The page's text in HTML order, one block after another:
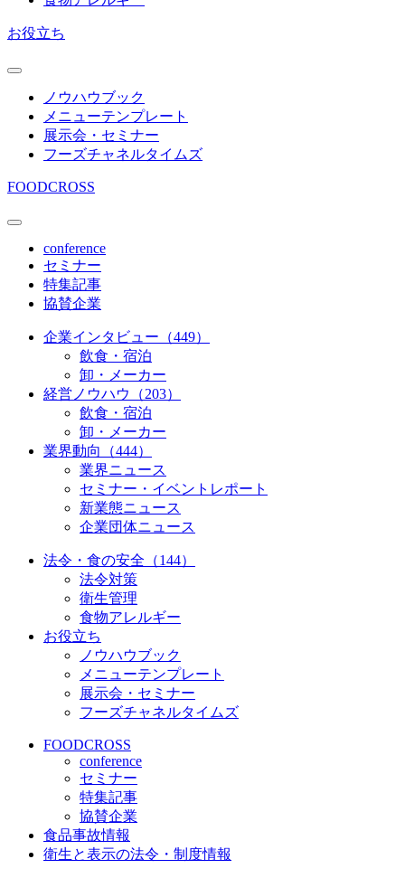
お役立ち
ノウハウブック
メニューテンプレート
展示会・セミナー
フーズチャネルタイムズ
FOODCROSS
conference
セミナー
特集記事
協賛企業
企業インタビュー（449）
飲食・宿泊
卸・メーカー
経営ノウハウ（203）
飲食・宿泊
卸・メーカー
業界動向（444）
業界ニュース
セミナー・イベントレポート
新業態ニュース
企業団体ニュース
法令・食の安全（144）
法令対策
衛生管理
食物アレルギー
お役立ち
ノウハウブック
メニューテンプレート
展示会・セミナー
フーズチャネルタイムズ
FOODCROSS
conference
セミナー
特集記事
協賛企業
食品事故情報
衛生と表示の法令・制度情報